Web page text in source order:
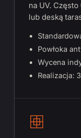
na UV.
lub deską
Powłoka
Wycena
Realizacja: